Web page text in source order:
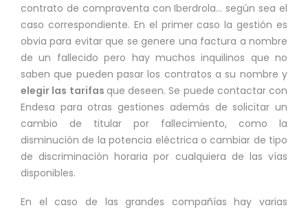
contrato de compraventa con Iberdrola… según sea el
caso correspondiente. En el primer caso la gestión es
obvia para evitar que se genere una factura a nombre
de un fallecido pero hay muchos inquilinos que no
saben que pueden pasar los contratos a su nombre y
elegir las tarifas que deseen. Se puede contactar con
Endesa para otras gestiones además de solicitar un
cambio de titular por fallecimiento, como la
disminución de la potencia eléctrica o cambiar de tipo
de discriminación horaria por cualquiera de las vías
disponibles.
En el caso de las grandes compañías hay varias